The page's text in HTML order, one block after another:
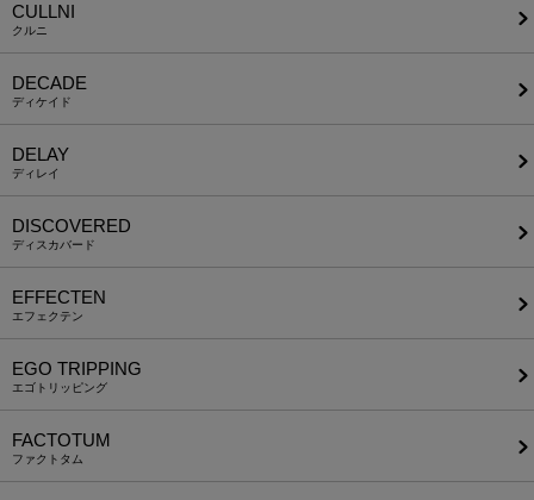
CULLNI
クルニ
DECADE
ディケイド
DELAY
ディレイ
DISCOVERED
ディスカバード
EFFECTEN
エフェクテン
EGO TRIPPING
エゴトリッピング
FACTOTUM
ファクトタム